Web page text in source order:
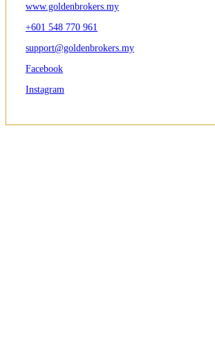
www.goldenbrokers.my
+601 548 770 961
support@goldenbrokers.my
Facebook
Instagram